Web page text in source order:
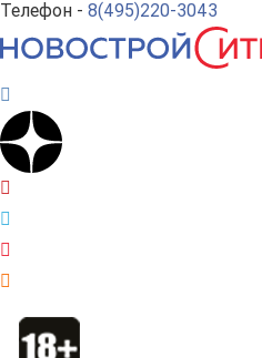
Телефон - 8(495)220-3043